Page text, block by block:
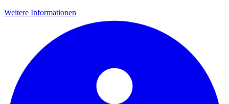
Weitere Informationen